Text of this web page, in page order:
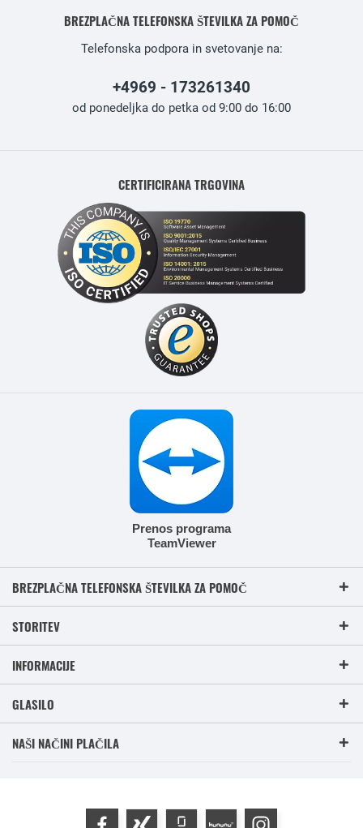
BREZPLAČNA TELEFONSKA ŠTEVILKA ZA POMOČ
Telefonska podpora in svetovanje na:
+4969 - 173261340
od ponedeljka do petka od 9:00 do 16:00
CERTIFICIRANA TRGOVINA
Prenos programa
TeamViewer
BREZPLAČNA TELEFONSKA ŠTEVILKA ZA POMOČ
STORITEV
INFORMACIJE
GLASILO
NAŠI NAČINI PLAČILA